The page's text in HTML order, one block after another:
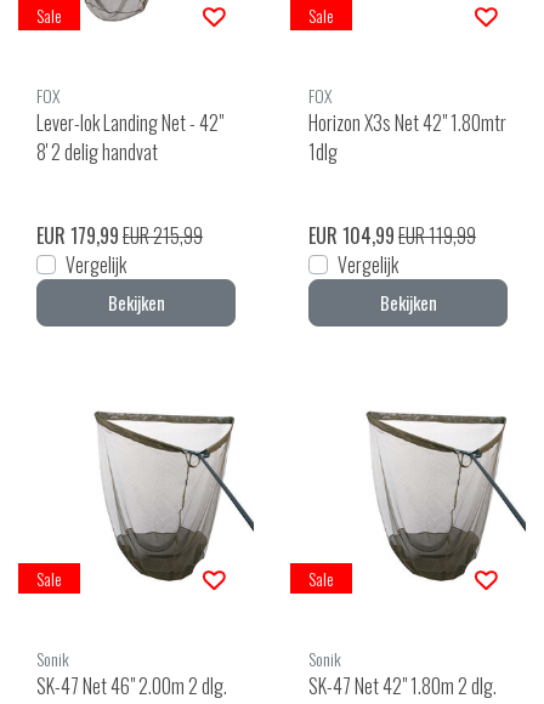
Sale
FOX
Lever-lok Landing Net - 42"
8' 2 delig handvat
EUR 179,99EUR 215,99
Vergelijk
Bekijken
Sale
FOX
Horizon X3s Net 42" 1.80mtr
1dlg
EUR 104,99EUR 119,99
Vergelijk
Bekijken
Sale
Sonik
SK-47 Net 46" 2.00m 2 dlg.
Sale
Sonik
SK-47 Net 42" 1.80m 2 dlg.